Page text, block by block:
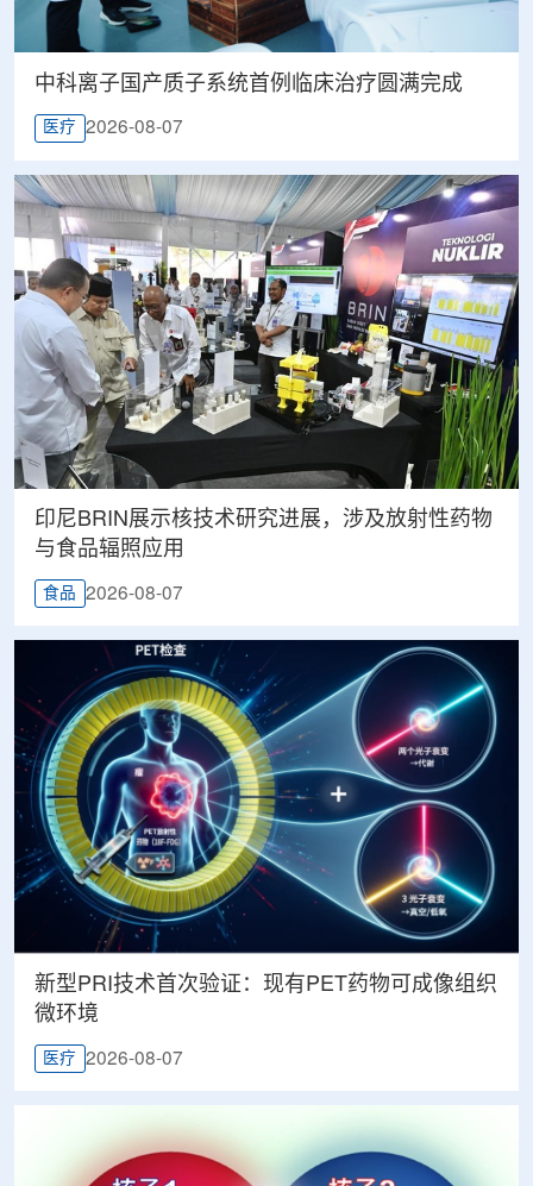
中科离子国产质子系统首例临床治疗圆满完成
医疗 2026-08-07
印尼BRIN展示核技术研究进展，涉及放射性药物
与食品辐照应用
食品 2026-08-07
新型PRI技术首次验证：现有PET药物可成像组织
微环境
医疗 2026-08-07